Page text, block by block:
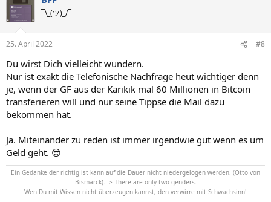
t
n
e
:
¯\_(ツ)_/¯
25. April 2022 #8
Du wirst Dich vielleicht wundern.
Nur ist exakt die Telefonische Nachfrage heut wichtiger denn
je, wenn der GF aus der Karikik mal 60 Millionen in Bitcoin
transferieren will und nur seine Tippse die Mail dazu
bekommen hat.
Ja. Miteinander zu reden ist immer irgendwie gut wenn es um
Geld geht. 😎
Ein Gedanke der richtig ist kann auf die Dauer nicht niedergelogen werden. (Otto von
Bismarck). -> There are only two genders.
Wen Du mit Wissen nicht überzeugen kannst, den verwirre mit Schwachsinn!